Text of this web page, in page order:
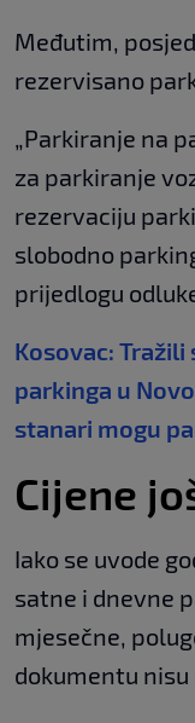
Međutim,
rezervisano
„Parkiranje na
za parkiranje
rezervaciju
slobodno
prijedlogu
Kosovac:
parkinga u
stanari mogu
Cijene
Iako se uvode
satne i dnevne
mjesečne,
dokumentu